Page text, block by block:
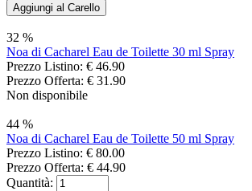
32 %
Noa di Cacharel Eau de Toilette 30 ml Spray
Prezzo Listino: € 46.90
Prezzo Offerta: € 31.90
Non disponibile
44 %
Noa di Cacharel Eau de Toilette 50 ml Spray
Prezzo Listino: € 80.00
Prezzo Offerta: € 44.90
Quantità: